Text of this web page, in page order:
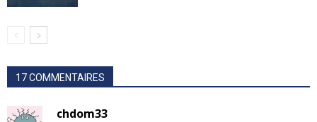
17 COMMENTAIRES
chdom33